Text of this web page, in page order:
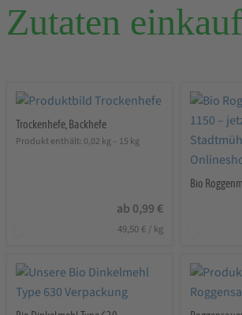
Zutaten
Trockenhefe, Backhefe
Produkt enthält: 0,02 kg – 15 kg
ab 0,99 €
49,50 € / kg
Bio